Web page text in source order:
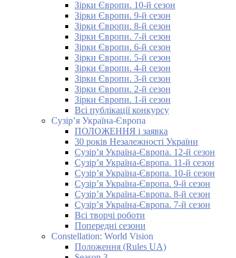
Зірки Європи. 10-й сезон
Зірки Європи. 9-й сезон
Зірки Європи. 8-й сезон
Зірки Європи. 7-й сезон
Зірки Європи. 6-й сезон
Зірки Європи. 5-й сезон
Зірки Європи. 4-й сезон
Зірки Європи. 3-й сезон
Зірки Європи. 2-й сезон
Зірки Європи. 1-й сезон
Всі публікації конкурсу
Сузір’я Україна-Європа
ПОЛОЖЕННЯ і заявка
30 років Незалежності України
Сузір’я Україна-Європа. 12-й сезон
Сузір’я Україна-Європа. 11-й сезон
Сузір’я Україна-Європа. 10-й сезон
Сузір’я Україна-Європа. 9-й сезон
Сузір’я Україна-Європа. 8-й сезон
Сузір’я Україна-Європа. 7-й сезон
Всі творчі роботи
Попередні сезони
Constellation: World Vision
Положення (Rules UA)